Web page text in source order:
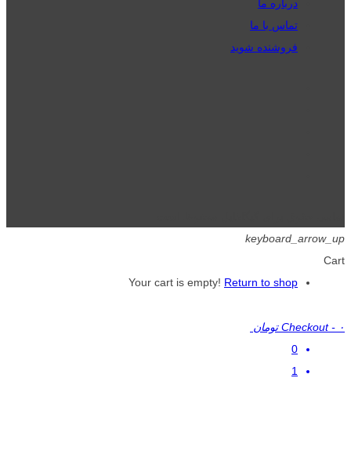
درباره ما
تماس با ما
فروشنده شوید
keyboard_arrow_up
Cart
Your cart is empty! Return to shop
Checkout - ۰ تومان
0
1